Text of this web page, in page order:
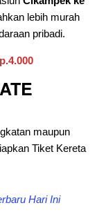
lebih murah
pribadi.
maupun
Tiket Kereta
Hari Ini